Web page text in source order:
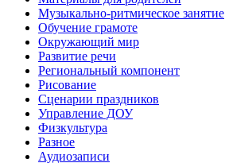
Музыкально-ритмическое занятие
Обучение грамоте
Окружающий мир
Развитие речи
Региональный компонент
Рисование
Сценарии праздников
Управление ДОУ
Физкультура
Разное
Аудиозаписи